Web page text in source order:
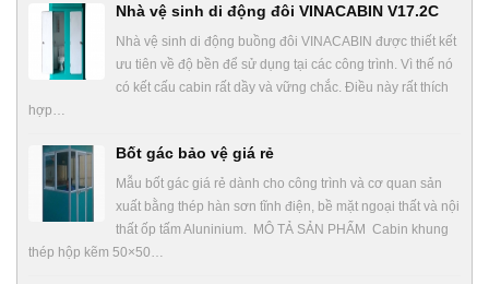
Nhà vệ sinh di động đôi VINACABIN V17.2C
Nhà vệ sinh di động buồng đôi VINACABIN được thiết kết
ưu tiên về độ bền để sử dụng tại các công trình. Vì thế nó
có kết cấu cabin rất dầy và vững chắc. Điều này rất thích
hợp…
Bốt gác bảo vệ giá rẻ
Mẫu bốt gác giá rẻ dành cho công trình và cơ quan sản
xuất bằng thép hàn sơn tĩnh điện, bề mặt ngoại thất và nội
thất ốp tấm Aluninium. MÔ TẢ SẢN PHẨM Cabin khung
thép hộp kẽm 50×50…